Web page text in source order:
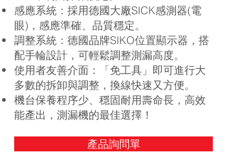
感應系統：採用德國大廠SICK感測器(電
眼)，感應準確、品質穩定。
調整系統：德國品牌SIKO位置顯示器，搭
配手輪設計，可輕鬆調整測漏高度。
使用者友善介面：「免工具」即可進行大
多數的拆卸與調整，換線快速又方便。
機台保養程序少、穩固耐用壽命長，高效
能產出，測漏機的最佳選擇！
產品詢問單